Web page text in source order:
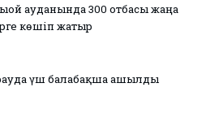
ауданында 300 отбасы жаңа
көшіп жатыр
үш балабақша ашылды